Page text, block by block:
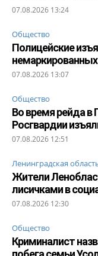
07.08.2026 13:24
Общество
Полицейские
немаркированных
07.08.2026 13:07
Общество
Во время рейда в
Росгвардии
07.08.2026 12:51
Ленинградская
Жители
лисичками в
07.08.2026 12:30
Общество
Криминалист